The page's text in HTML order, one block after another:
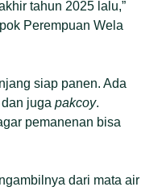
seperti
hama, hingga
untuk memperkuat
juga sebagai ruang
pendidikan lingkungan
adaptasi dan mitigasi
tahun 2025 lalu,”
Perempuan Wela
siap panen. Ada
dan jugapakcoy.
pemanenan bisa
dari mata air